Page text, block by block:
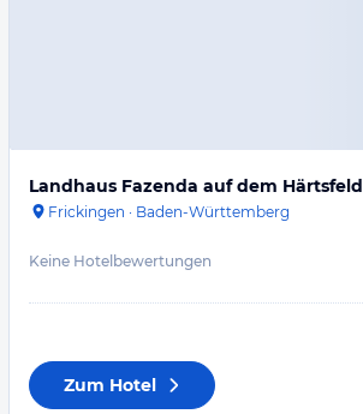
Landhaus Fazenda auf dem Härtsfeld
Frickingen · Baden-Württemberg
Keine Hotelbewertungen
Zum Hotel